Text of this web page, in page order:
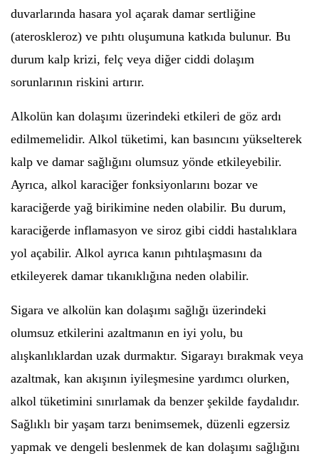
duvarlarında hasara yol açarak damar sertliğine
(ateroskleroz) ve pıhtı oluşumuna katkıda bulunur. Bu
durum kalp krizi, felç veya diğer ciddi dolaşım
sorunlarının riskini artırır.
Alkolün kan dolaşımı üzerindeki etkileri de göz ardı
edilmemelidir. Alkol tüketimi, kan basıncını yükselterek
kalp ve damar sağlığını olumsuz yönde etkileyebilir.
Ayrıca, alkol karaciğer fonksiyonlarını bozar ve
karaciğerde yağ birikimine neden olabilir. Bu durum,
karaciğerde inflamasyon ve siroz gibi ciddi hastalıklara
yol açabilir. Alkol ayrıca kanın pıhtılaşmasını da
etkileyerek damar tıkanıklığına neden olabilir.
Sigara ve alkolün kan dolaşımı sağlığı üzerindeki
olumsuz etkilerini azaltmanın en iyi yolu, bu
alışkanlıklardan uzak durmaktır. Sigarayı bırakmak veya
azaltmak, kan akışının iyileşmesine yardımcı olurken,
alkol tüketimini sınırlamak da benzer şekilde faydalıdır.
Sağlıklı bir yaşam tarzı benimsemek, düzenli egzersiz
yapmak ve dengeli beslenmek de kan dolaşımı sağlığını